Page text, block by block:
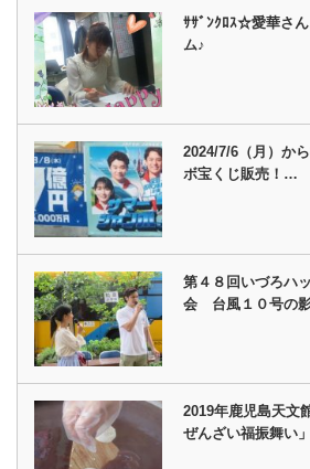
ｻｻﾞﾝｸﾛｽ☆愛華さ
ム♪
2024/7/6（月）か
ボ宝くじ販売！…
第４８回いづろハ
会 台風１０号の
2019年鹿児島天文
ぜんざい福振舞い